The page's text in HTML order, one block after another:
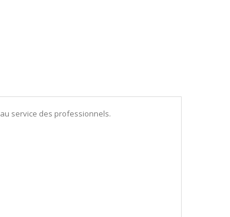
au service des professionnels.